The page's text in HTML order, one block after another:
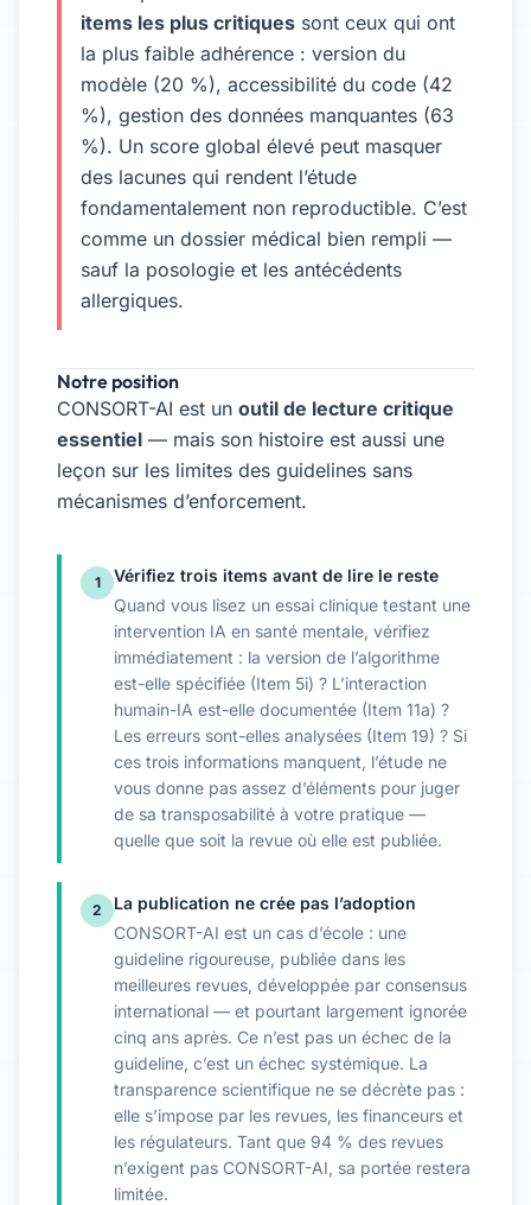
items les plus critiques sont ceux qui ont
la plus faible adhérence : version du
modèle (20 %), accessibilité du code (42
%), gestion des données manquantes (63
%). Un score global élevé peut masquer
des lacunes qui rendent l’étude
fondamentalement non reproductible. C’est
comme un dossier médical bien rempli —
sauf la posologie et les antécédents
allergiques.
Notre position
CONSORT-AI est un outil de lecture critique
essentiel — mais son histoire est aussi une
leçon sur les limites des guidelines sans
mécanismes d’enforcement.
1
Vérifiez trois items avant de lire le reste
Quand vous lisez un essai clinique testant une
intervention IA en santé mentale, vérifiez
immédiatement : la version de l’algorithme
est-elle spécifiée (Item 5i) ? L’interaction
humain-IA est-elle documentée (Item 11a) ?
Les erreurs sont-elles analysées (Item 19) ? Si
ces trois informations manquent, l’étude ne
vous donne pas assez d’éléments pour juger
de sa transposabilité à votre pratique —
quelle que soit la revue où elle est publiée.
2
La publication ne crée pas l’adoption
CONSORT-AI est un cas d’école : une
guideline rigoureuse, publiée dans les
meilleures revues, développée par consensus
international — et pourtant largement ignorée
cinq ans après. Ce n’est pas un échec de la
guideline, c’est un échec systémique. La
transparence scientifique ne se décrète pas :
elle s’impose par les revues, les financeurs et
les régulateurs. Tant que 94 % des revues
n’exigent pas CONSORT-AI, sa portée restera
limitée.